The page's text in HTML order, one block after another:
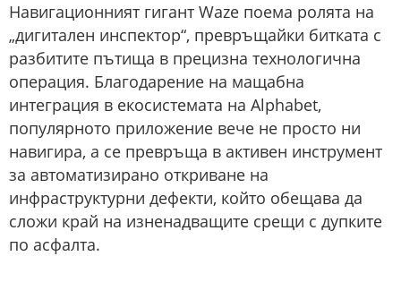
Навигационният гигант Waze поема ролята на
„дигитален инспектор“, превръщайки битката с
разбитите пътища в прецизна технологична
операция. Благодарение на мащабна
интеграция в екосистемата на Alphabet,
популярното приложение вече не просто ни
навигира, а се превръща в активен инструмент
за автоматизирано откриване на
инфраструктурни дефекти, който обещава да
сложи край на изненадващите срещи с дупките
по асфалта.